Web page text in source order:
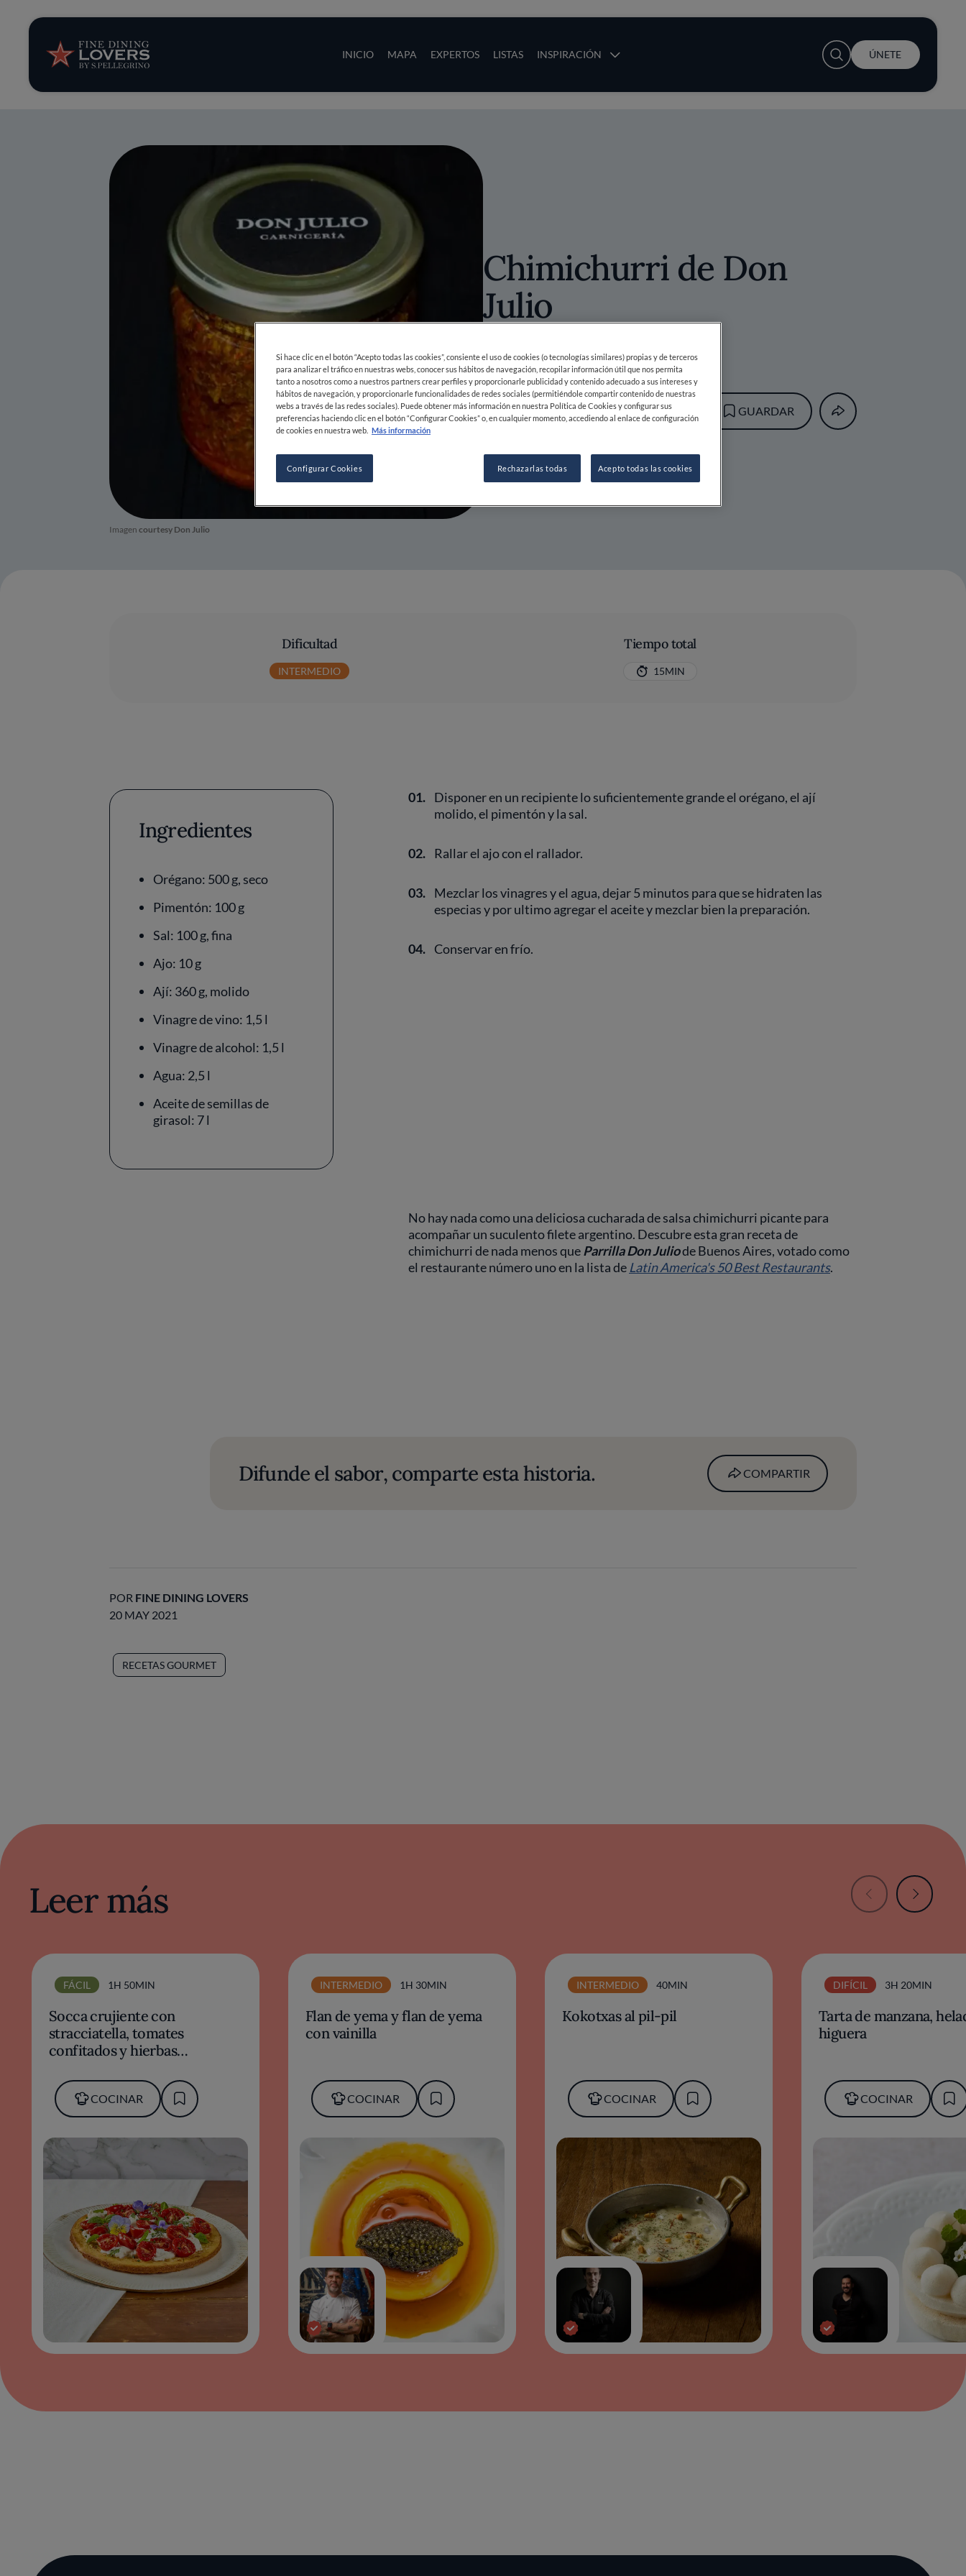
INICIO MAPA EXPERTOS LISTAS INSPIRACIÓN
Opinión y noticias
Recetas
Consejos y trucos
Series
User account menu
ÚNETE
Imagen courtesy Don Julio
Chimichurri de Don
Julio
PORFINE DINING LOVERS
REDACCIÓN
GUARDAR
Dificultad
INTERMEDIO
Tiempo total
15MIN
Ingredientes
Orégano: 500 g, seco
Pimentón: 100 g
Sal: 100 g, fina
Ajo: 10 g
Ají: 360 g, molido
Vinagre de vino: 1,5 l
Vinagre de alcohol: 1,5 l
Agua: 2,5 l
Aceite de semillas de
girasol: 7 l
01. Disponer en un recipiente lo suficientemente grande el orégano, el ají
molido, el pimentón y la sal.
02. Rallar el ajo con el rallador.
03. Mezclar los vinagres y el agua, dejar 5 minutos para que se hidraten las
especias y por ultimo agregar el aceite y mezclar bien la preparación.
04. Conservar en frío.
No hay nada como una deliciosa cucharada de salsa chimichurri picante para
acompañar un suculento filete argentino. Descubre esta gran receta de
chimichurri de nada menos queParrilla Don Juliode Buenos Aires, votado como
el restaurante número uno en la lista de Latin America's 50 Best Restaurants.
Difunde el sabor, comparte esta historia. COMPARTIR
POR FINE DINING LOVERS
20 MAY 2021
RECETAS GOURMET
Leer más
FÁCIL 1H 50MIN
Socca crujiente con
stracciatella, tomates
confitados y hierbas
COCINAR
INTERMEDIO 1H 30MIN
Flan de yema y flan de yema
con vainilla
COCINAR
INTERMEDIO 40MIN
Kokotxas al pil-pil
COCINAR
DIFÍCIL 3H 20MIN
Tarta de manzana,
higuera
COCINAR
Si hace clic en el botón “Acepto todas las cookies”, consiente el uso de cookies (o tecnologías similares) propias y de terceros
para analizar el tráfico en nuestras webs, conocer sus hábitos de navegación, recopilar información útil que nos permita
tanto a nosotros como a nuestros partners crear perfiles y proporcionarle publicidad y contenido adecuado a sus intereses y
hábitos de navegación, y proporcionarle funcionalidades de redes sociales (permitiéndole compartir contenido de nuestras
webs a través de las redes sociales). Puede obtener más información en nuestra Política de Cookies y configurar sus
preferencias haciendo clic en el botón “Configurar Cookies” o, en cualquier momento, accediendo al enlace de configuración
de cookies en nuestra web. Más información
Configurar Cookies Rechazarlas todas Acepto todas las cookies